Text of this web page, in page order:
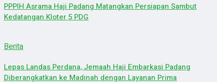
PPPIH Asrama Haji Padang Matangkan Persiapan Sambut
Kedatangan Kloter 5 PDG
Berita
Lepas Landas Perdana, Jemaah Haji Embarkasi Padang
Diberangkatkan ke Madinah dengan Layanan Prima